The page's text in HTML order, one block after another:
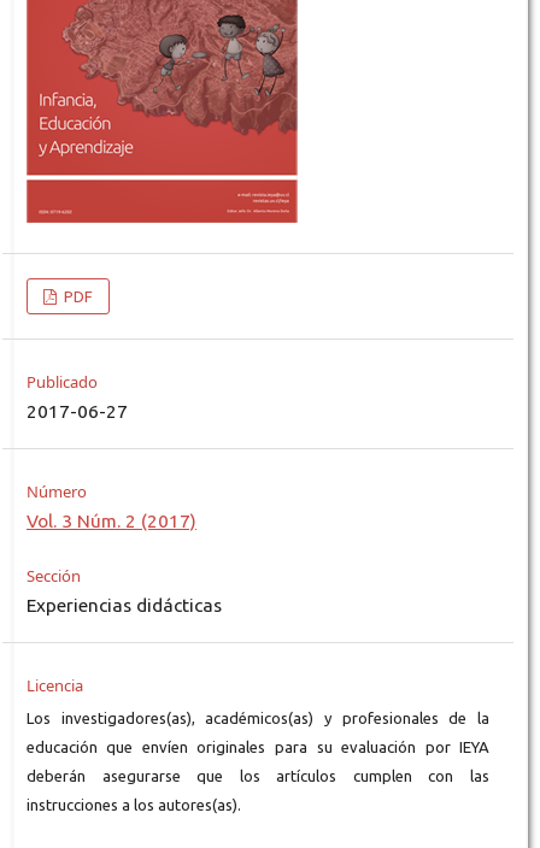
PDF
Publicado
2017-06-27
Número
Vol. 3 Núm. 2 (2017)
Sección
Experiencias didácticas
Licencia
Los investigadores(as), académicos(as) y profesionales de la
educación que envíen originales para su evaluación por IEYA
deberán asegurarse que los artículos cumplen con las
instrucciones a los autores(as).